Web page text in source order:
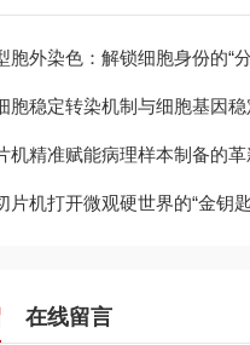
胞外染色：解锁细胞身份的“
胞稳定转染机制与细胞基因
机精准赋能病理样本制备的革
片机打开微观硬世界的“金钥
在线留言